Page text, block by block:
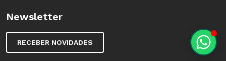
Newsletter
RECEBER NOVIDADES